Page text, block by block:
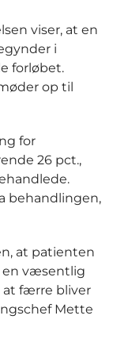
viser, at en
i
forløbet.
op til
for
26 pct.,
behandlingen,
at patienten
en væsentlig
at færre bliver
Mette